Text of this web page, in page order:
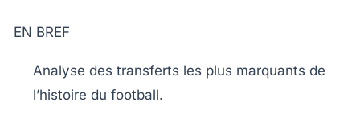
EN BREF
Analyse des transferts les plus marquants de
l’histoire du football.